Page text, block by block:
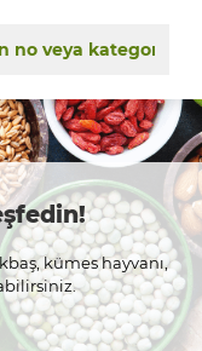
kümes hayvanı,